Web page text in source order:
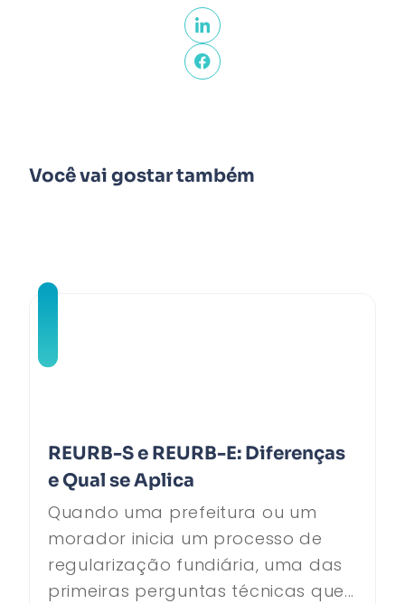
Você vai gostar também
REURB-S e REURB-E: Diferenças
e Qual se Aplica
Quando uma prefeitura ou um
morador inicia um processo de
regularização fundiária, uma das
primeiras perguntas técnicas que...